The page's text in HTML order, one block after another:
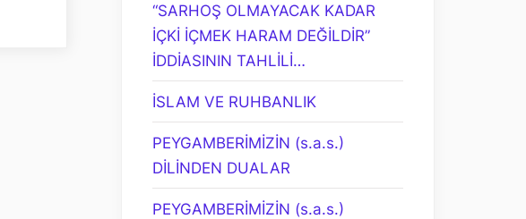
“SARHOŞ OLMAYACAK KADAR
İÇKİ İÇMEK HARAM DEĞİLDİR”
İDDİASININ TAHLİLİ…
İSLAM VE RUHBANLIK
PEYGAMBERİMİZİN (s.a.s.)
DİLİNDEN DUALAR
PEYGAMBERİMİZİN (s.a.s.)